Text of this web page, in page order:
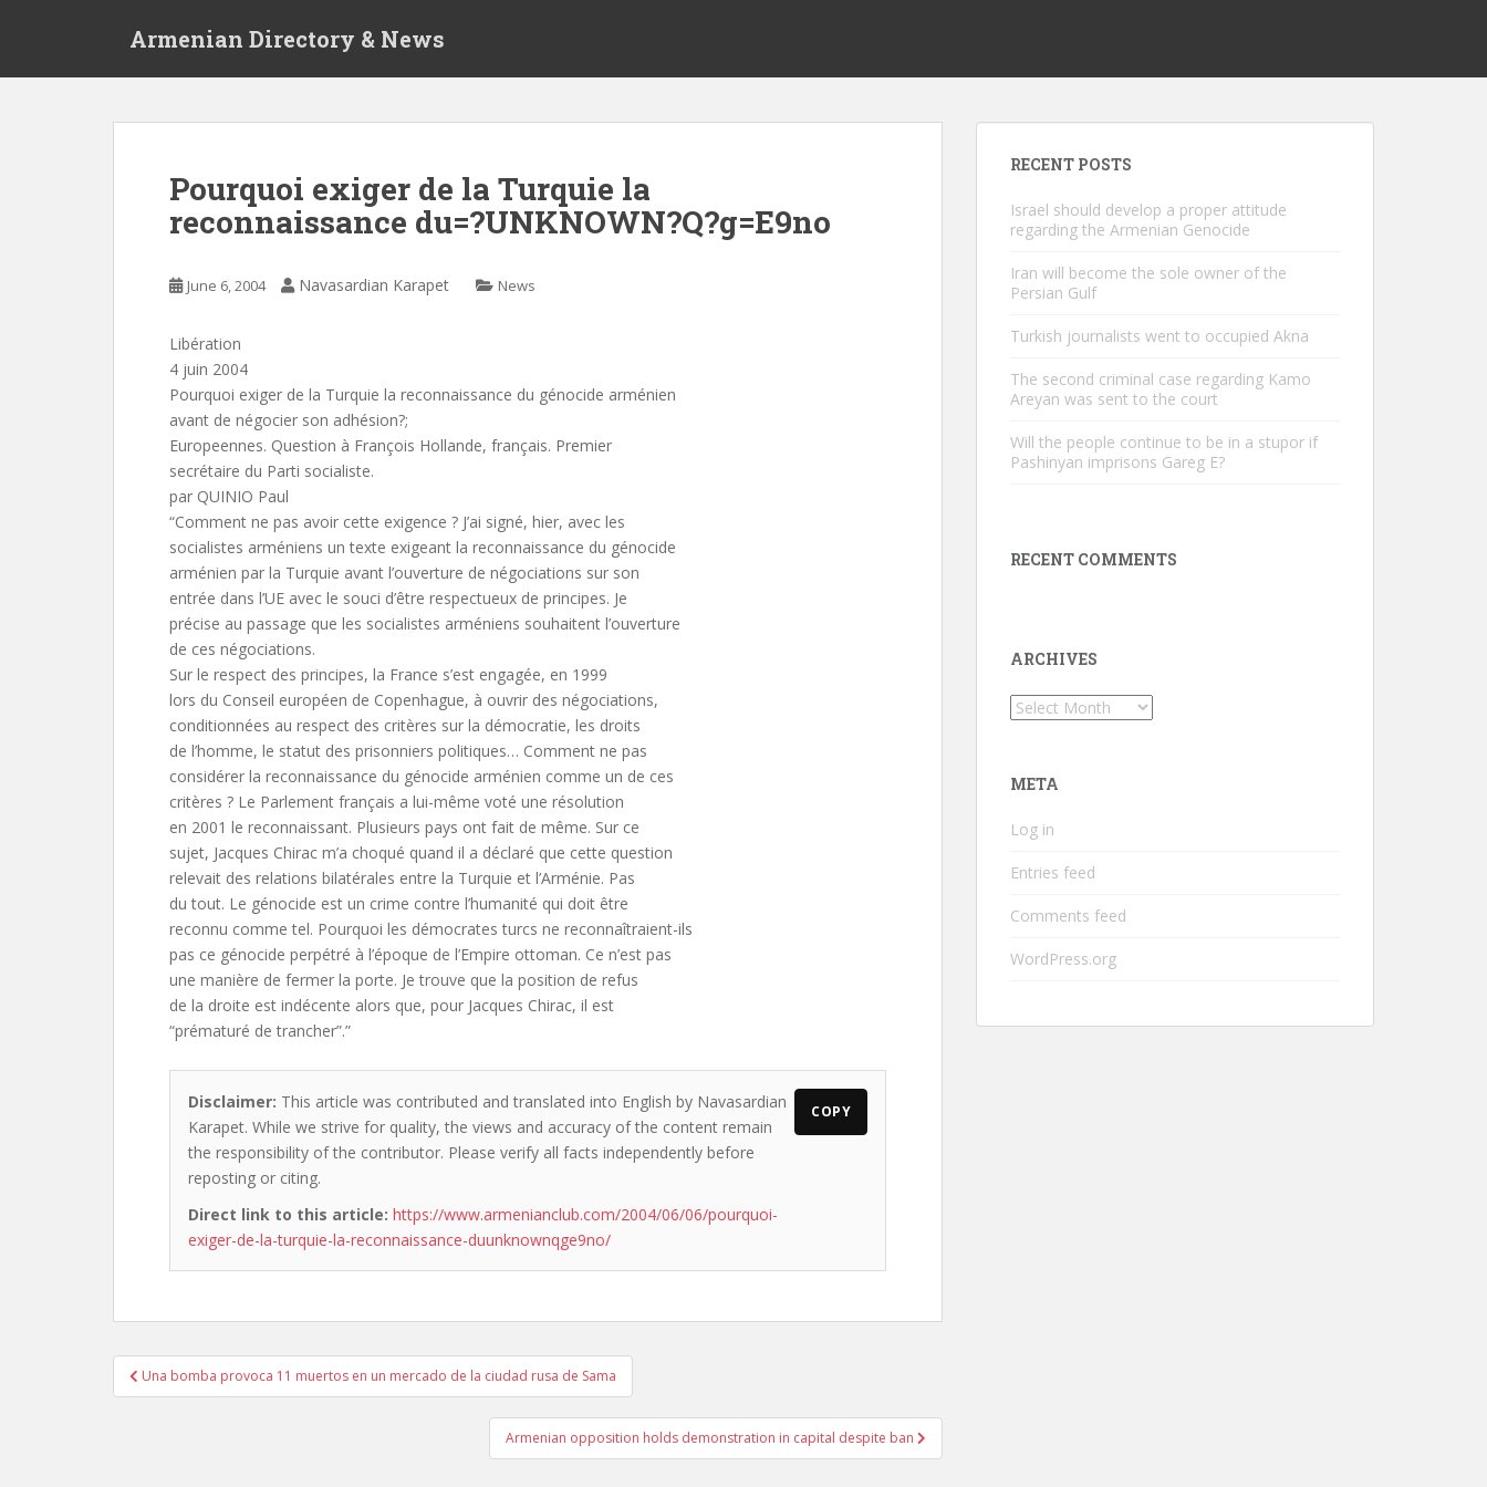
Armenian Directory & News
Pourquoi exiger de la Turquie la
reconnaissance du=?UNKNOWN?Q?g=E9no
June 6, 2004 Navasardian Karapet News
Libération
4 juin 2004
Pourquoi exiger de la Turquie la reconnaissance du génocide arménien
avant de négocier son adhésion?;
Europeennes. Question à François Hollande, français. Premier
secrétaire du Parti socialiste.
par QUINIO Paul
“Comment ne pas avoir cette exigence ? J’ai signé, hier, avec les
socialistes arméniens un texte exigeant la reconnaissance du génocide
arménien par la Turquie avant l’ouverture de négociations sur son
entrée dans l’UE avec le souci d’être respectueux de principes. Je
précise au passage que les socialistes arméniens souhaitent l’ouverture
de ces négociations.
Sur le respect des principes, la France s’est engagée, en 1999
lors du Conseil européen de Copenhague, à ouvrir des négociations,
conditionnées au respect des critères sur la démocratie, les droits
de l’homme, le statut des prisonniers politiques… Comment ne pas
considérer la reconnaissance du génocide arménien comme un de ces
critères ? Le Parlement français a lui-même voté une résolution
en 2001 le reconnaissant. Plusieurs pays ont fait de même. Sur ce
sujet, Jacques Chirac m’a choqué quand il a déclaré que cette question
relevait des relations bilatérales entre la Turquie et l’Arménie. Pas
du tout. Le génocide est un crime contre l’humanité qui doit être
reconnu comme tel. Pourquoi les démocrates turcs ne reconnaîtraient-ils
pas ce génocide perpétré à l’époque de l’Empire ottoman. Ce n’est pas
une manière de fermer la porte. Je trouve que la position de refus
de la droite est indécente alors que, pour Jacques Chirac, il est
“prématuré de trancher”.”
Disclaimer: This article was contributed and translated into English by Navasardian
Karapet. While we strive for quality, the views and accuracy of the content remain
the responsibility of the contributor. Please verify all facts independently before
reposting or citing.
Direct link to this article: https://www.armenianclub.com/2004/06/06/pourquoi-
exiger-de-la-turquie-la-reconnaissance-duunknownqge9no/
COPY
Post
navigation
Una bomba provoca 11 muertos en un mercado de la ciudad rusa de Sama
Armenian opposition holds demonstration in capital despite ban
RECENT POSTS
Israel should develop a proper attitude
regarding the Armenian Genocide
Iran will become the sole owner of the
Persian Gulf
Turkish journalists went to occupied Akna
The second criminal case regarding Kamo
Areyan was sent to the court
Will the people continue to be in a stupor if
Pashinyan imprisons Gareg E?
RECENT COMMENTS
ARCHIVES
Archives
META
Log in
Entries feed
Comments feed
WordPress.org